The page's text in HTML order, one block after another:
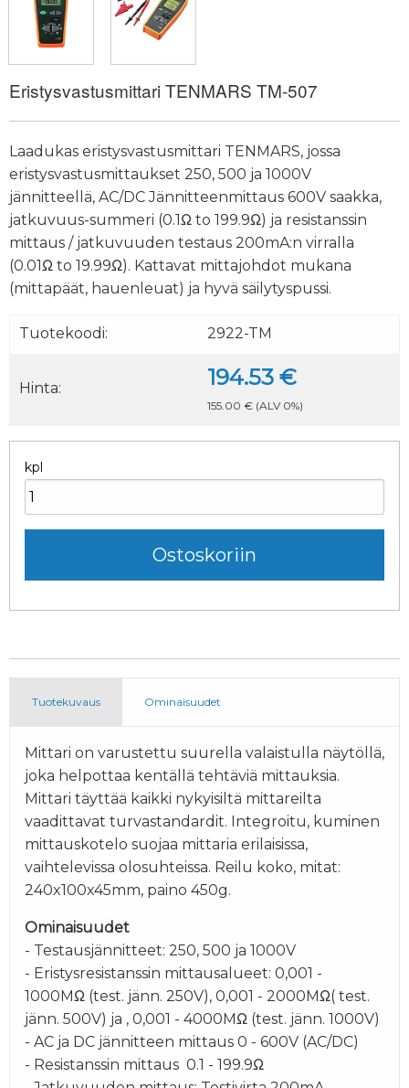
Eristysvastusmittari TENMARS TM-507
Laadukas eristysvastusmittari TENMARS, jossa
eristysvastusmittaukset 250, 500 ja 1000V
jännitteellä, AC/DC Jännitteenmittaus 600V saakka,
jatkuvuus-summeri (0.1Ω to 199.9Ω) ja resistanssin
mittaus / jatkuvuuden testaus 200mA:n virralla
(0.01Ω to 19.99Ω). Kattavat mittajohdot mukana
(mittapäät, hauenleuat) ja hyvä säilytyspussi.
Tuotekoodi: 2922-TM
Hinta: 194.53 €
155.00 € (ALV 0%)
kpl
Tuotekuvaus Ominaisuudet
Mittari on varustettu suurella valaistulla näytöllä,
joka helpottaa kentällä tehtäviä mittauksia.
Mittari täyttää kaikki nykyisiltä mittareilta
vaadittavat turvastandardit. Integroitu, kuminen
mittauskotelo suojaa mittaria erilaisissa,
vaihtelevissa olosuhteissa. Reilu koko, mitat:
240x100x45mm, paino 450g.
Ominaisuudet
- Testausjännitteet: 250, 500 ja 1000V
- Eristysresistanssin mittausalueet: 0,001 -
1000MΩ (test. jänn. 250V), 0,001 - 2000MΩ( test.
jänn. 500V) ja , 0,001 - 4000MΩ (test. jänn. 1000V)
- AC ja DC jännitteen mittaus 0 - 600V (AC/DC)
- Resistanssin mittaus 0.1 - 199.9Ω